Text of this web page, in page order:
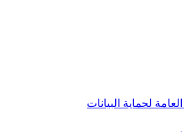
لحماية البيانات